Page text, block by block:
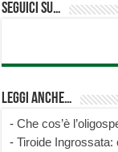
Seguici su…
Leggi anche…
-Che cos’è
-Tiroide